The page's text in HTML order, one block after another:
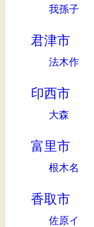
我孫子
君津市
法木作
印西市
大森
富里市
根木名
香取市
佐原イ